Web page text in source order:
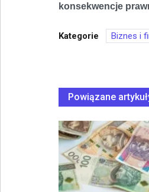
konsekwencje
Kategorie Biznes i
Powiązane